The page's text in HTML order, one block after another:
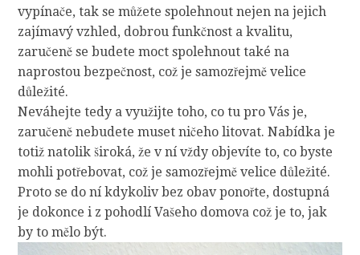
vypínače, tak se můžete spolehnout nejen na jejich
zajímavý vzhled, dobrou funkčnost a kvalitu,
zaručeně se budete moct spolehnout také na
naprostou bezpečnost, což je samozřejmě velice
důležité.
Neváhejte tedy a využijte toho, co tu pro Vás je,
zaručeně nebudete muset ničeho litovat. Nabídka je
totiž natolik široká, že v ní vždy objevíte to, co byste
mohli potřebovat, což je samozřejmě velice důležité.
Proto se do ní kdykoliv bez obav ponořte, dostupná
je dokonce i z pohodlí Vašeho domova což je to, jak
by to mělo být.